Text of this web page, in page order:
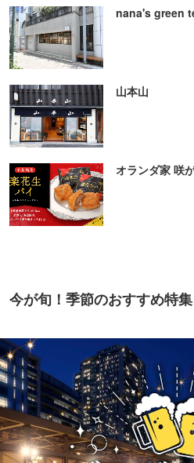
nana's green
山本山
オランダ家 咲
今が旬！季節のおすすめ特集